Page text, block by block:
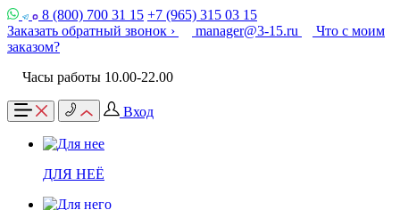
8 (800) 700 31 15 +7 (965) 315 03 15
Заказать обратный звонок ›
manager@3-15.ru
Что с моим
заказом?
Часы работы 10.00-22.00
Вход
ДЛЯ НЕЁ